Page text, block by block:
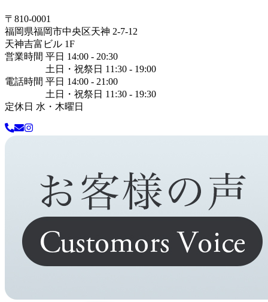
〒 810-0001
福岡県福岡市中央区天神 2-7-12
天神吉富ビル 1F
営業時間 平日 14:00 - 20:30
土日・祝祭日 11:30 - 19:00
電話時間 平日 14:00 - 21:00
土日・祝祭日 11:30 - 19:30
定休日 水・木曜日